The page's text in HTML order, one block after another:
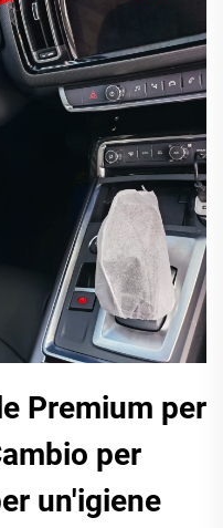
Premium per
per
un'igiene